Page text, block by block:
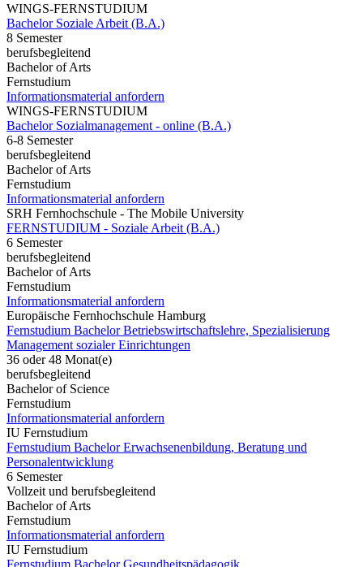
WINGS-FERNSTUDIUM
Bachelor Soziale Arbeit (B.A.)
8 Semester
berufsbegleitend
Bachelor of Arts
Fernstudium
Informationsmaterial anfordern
WINGS-FERNSTUDIUM
Bachelor Sozialmanagement - online (B.A.)
6-8 Semester
berufsbegleitend
Bachelor of Arts
Fernstudium
Informationsmaterial anfordern
SRH Fernhochschule - The Mobile University
FERNSTUDIUM - Soziale Arbeit (B.A.)
6 Semester
berufsbegleitend
Bachelor of Arts
Fernstudium
Informationsmaterial anfordern
Europäische Fernhochschule Hamburg
Fernstudium Bachelor Betriebswirtschaftslehre, Spezialisierung
Management sozialer Einrichtungen
36 oder 48 Monat(e)
berufsbegleitend
Bachelor of Science
Fernstudium
Informationsmaterial anfordern
IU Fernstudium
Fernstudium Bachelor Erwachsenenbildung, Beratung und
Personalentwicklung
6 Semester
Vollzeit und berufsbegleitend
Bachelor of Arts
Fernstudium
Informationsmaterial anfordern
IU Fernstudium
Fernstudium Bachelor Gesundheitspädagogik